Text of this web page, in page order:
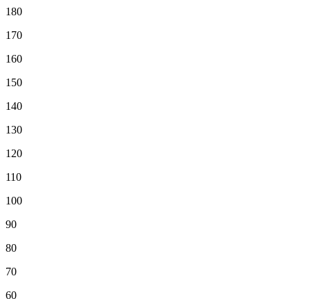
180
170
160
150
140
130
120
110
100
90
80
70
60